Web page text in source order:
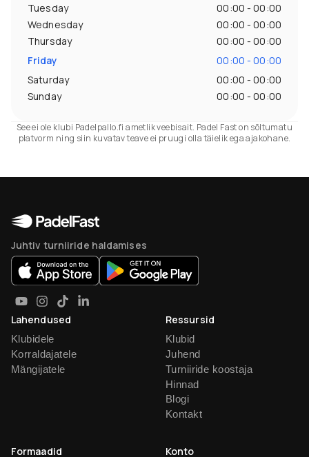
Tuesday
00:00 - 00:00
Wednesday
00:00 - 00:00
Thursday
00:00 - 00:00
Friday
00:00 - 00:00
Saturday
00:00 - 00:00
Sunday
00:00 - 00:00
See ei ole klubi Padelpallo.fi ametlik veebisait. Padel Fast on sõltumatu
platvorm ning siin kuvatav teave ei pruugi olla täielik ega ajakohane.
Juhtiv turniiride haldamises
Lahendused
Klubidele
Korraldajatele
Mängijatele
Ressursid
Klubid
Juhend
Turniiride koostaja
Hinnad
Blogi
Kontakt
Formaadid Konto